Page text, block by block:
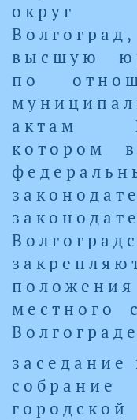
округ
высшую
по
актам
котором
местного